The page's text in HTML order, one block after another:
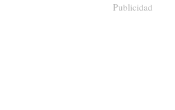
Publicidad